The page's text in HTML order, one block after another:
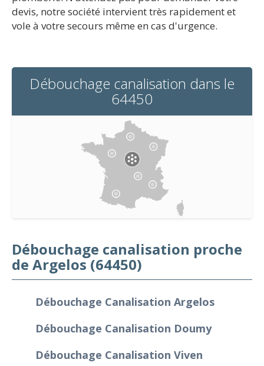
devis, notre société intervient très rapidement et
vole à votre secours même en cas d'urgence.
Débouchage canalisation dans le
64450
Débouchage canalisation proche
de Argelos (64450)
Débouchage Canalisation Argelos
Débouchage Canalisation Doumy
Débouchage Canalisation Viven